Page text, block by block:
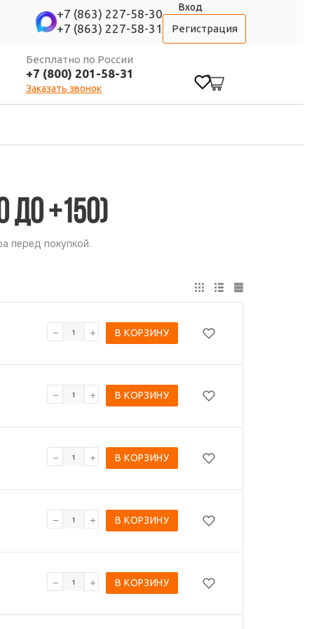
+7 (863) 227-58-30
+7 (863) 227-58-31
Вход
Регистрация
Бесплатно по России
+7 (800) 201-58-31
Заказать звонок
до +150)
перед покупкой.
В КОРЗИНУ
В КОРЗИНУ
В КОРЗИНУ
В КОРЗИНУ
В КОРЗИНУ